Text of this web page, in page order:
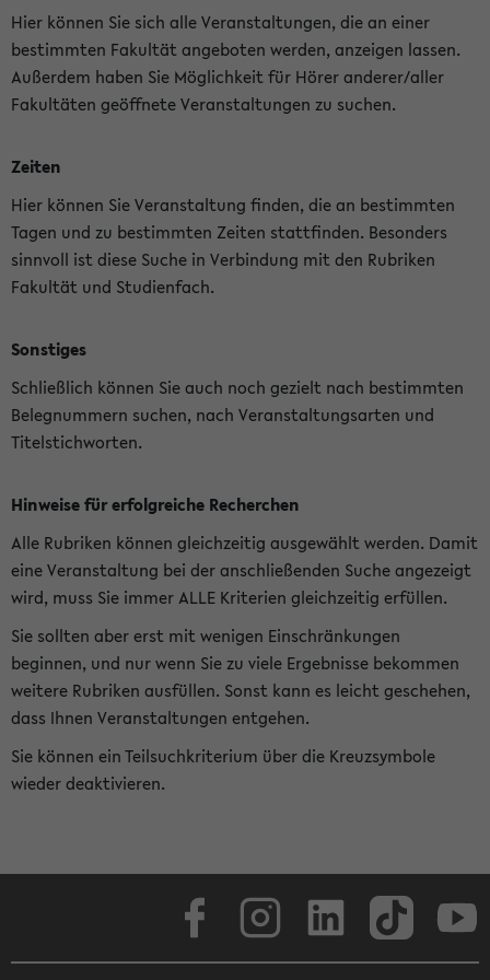
Hier können Sie sich alle Veranstaltungen, die an einer
bestimmten Fakultät angeboten werden, anzeigen lassen.
Außerdem haben Sie Möglichkeit für Hörer anderer/aller
Fakultäten geöffnete Veranstaltungen zu suchen.
Zeiten
Hier können Sie Veranstaltung finden, die an bestimmten
Tagen und zu bestimmten Zeiten stattfinden. Besonders
sinnvoll ist diese Suche in Verbindung mit den Rubriken
Fakultät und Studienfach.
Sonstiges
Schließlich können Sie auch noch gezielt nach bestimmten
Belegnummern suchen, nach Veranstaltungsarten und
Titelstichworten.
Hinweise für erfolgreiche Recherchen
Alle Rubriken können gleichzeitig ausgewählt werden. Damit
eine Veranstaltung bei der anschließenden Suche angezeigt
wird, muss Sie immer ALLE Kriterien gleichzeitig erfüllen.
Sie sollten aber erst mit wenigen Einschränkungen
beginnen, und nur wenn Sie zu viele Ergebnisse bekommen
weitere Rubriken ausfüllen. Sonst kann es leicht geschehen,
dass Ihnen Veranstaltungen entgehen.
Sie können ein Teilsuchkriterium über die Kreuzsymbole
wieder deaktivieren.